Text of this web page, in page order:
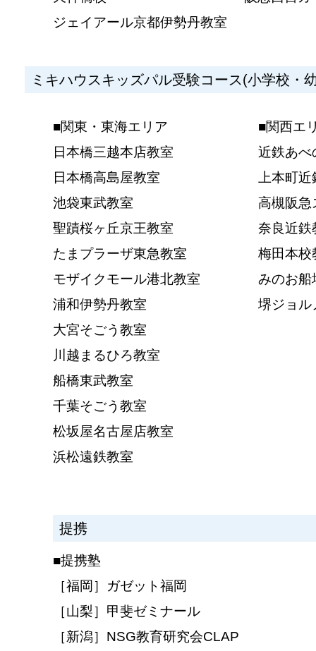
ジェイアール京都伊勢丹教室
ミキハウスキッズパル受験コース(小学校・
■関東・東海エリア
日本橋三越本店教室
日本橋高島屋教室
池袋東武教室
聖蹟桜ヶ丘京王教室
たまプラーザ東急教室
モザイクモール港北教室
浦和伊勢丹教室
大宮そごう教室
川越まるひろ教室
船橋東武教室
千葉そごう教室
松坂屋名古屋店教室
浜松遠鉄教室
■関西エ
近鉄あべ
上本町
高槻阪急
奈良近鉄
梅田本校
みのお船
堺ジョル
提携
■提携塾
［福岡］ガゼット福岡
［山梨］甲斐ゼミナール
［新潟］NSG教育研究会CLAP